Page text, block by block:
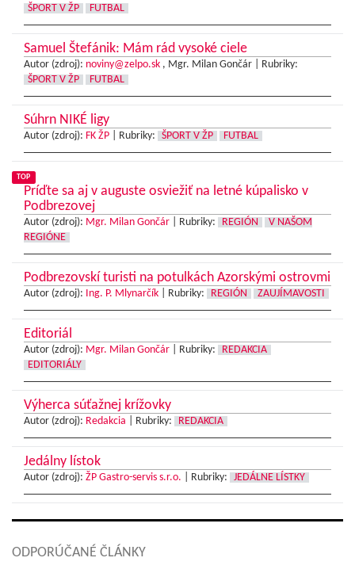
ŠPORT V ŽP FUTBAL
Samuel Štefánik: Mám rád vysoké ciele
Autor (zdroj): noviny@zelpo.sk , Mgr. Milan Gončár |
Rubriky:
ŠPORT V ŽP
FUTBAL
Súhrn NIKÉ ligy
Autor (zdroj): FK ŽP Rubriky: ŠPORT V ŽP FUTBAL
TOP
Príďte sa aj v auguste osviežiť na letné kúpalisko v
Podbrezovej
Autor (zdroj): Mgr. Milan Gončár Rubriky: REGIÓN
V NAŠOM
REGIÓNE
Podbrezovskí turisti na potulkách Azorskými ostrovmi
Autor (zdroj): Ing. P. Mlynarčík Rubriky: REGIÓN ZAUJÍMAVOSTI
Editoriál
Autor (zdroj): Mgr. Milan Gončár Rubriky:
REDAKCIA
EDITORIÁLY
Výherca súťažnej krížovky
Autor (zdroj): Redakcia Rubriky: REDAKCIA
Jedálny lístok
Autor (zdroj): ŽP Gastro-servis s.r.o. Rubriky: JEDÁLNE LÍSTKY
ODPORÚČANÉ ČLÁNKY